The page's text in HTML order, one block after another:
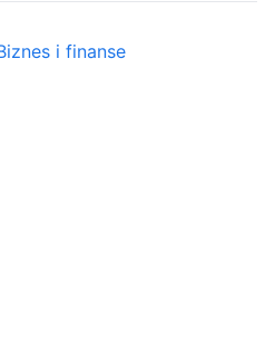
i finanse